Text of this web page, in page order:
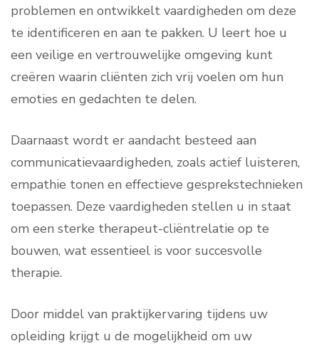
problemen en ontwikkelt vaardigheden om deze
te identificeren en aan te pakken. U leert hoe u
een veilige en vertrouwelijke omgeving kunt
creëren waarin cliënten zich vrij voelen om hun
emoties en gedachten te delen.
Daarnaast wordt er aandacht besteed aan
communicatievaardigheden, zoals actief luisteren,
empathie tonen en effectieve gesprekstechnieken
toepassen. Deze vaardigheden stellen u in staat
om een sterke therapeut-cliëntrelatie op te
bouwen, wat essentieel is voor succesvolle
therapie.
Door middel van praktijkervaring tijdens uw
opleiding krijgt u de mogelijkheid om uw